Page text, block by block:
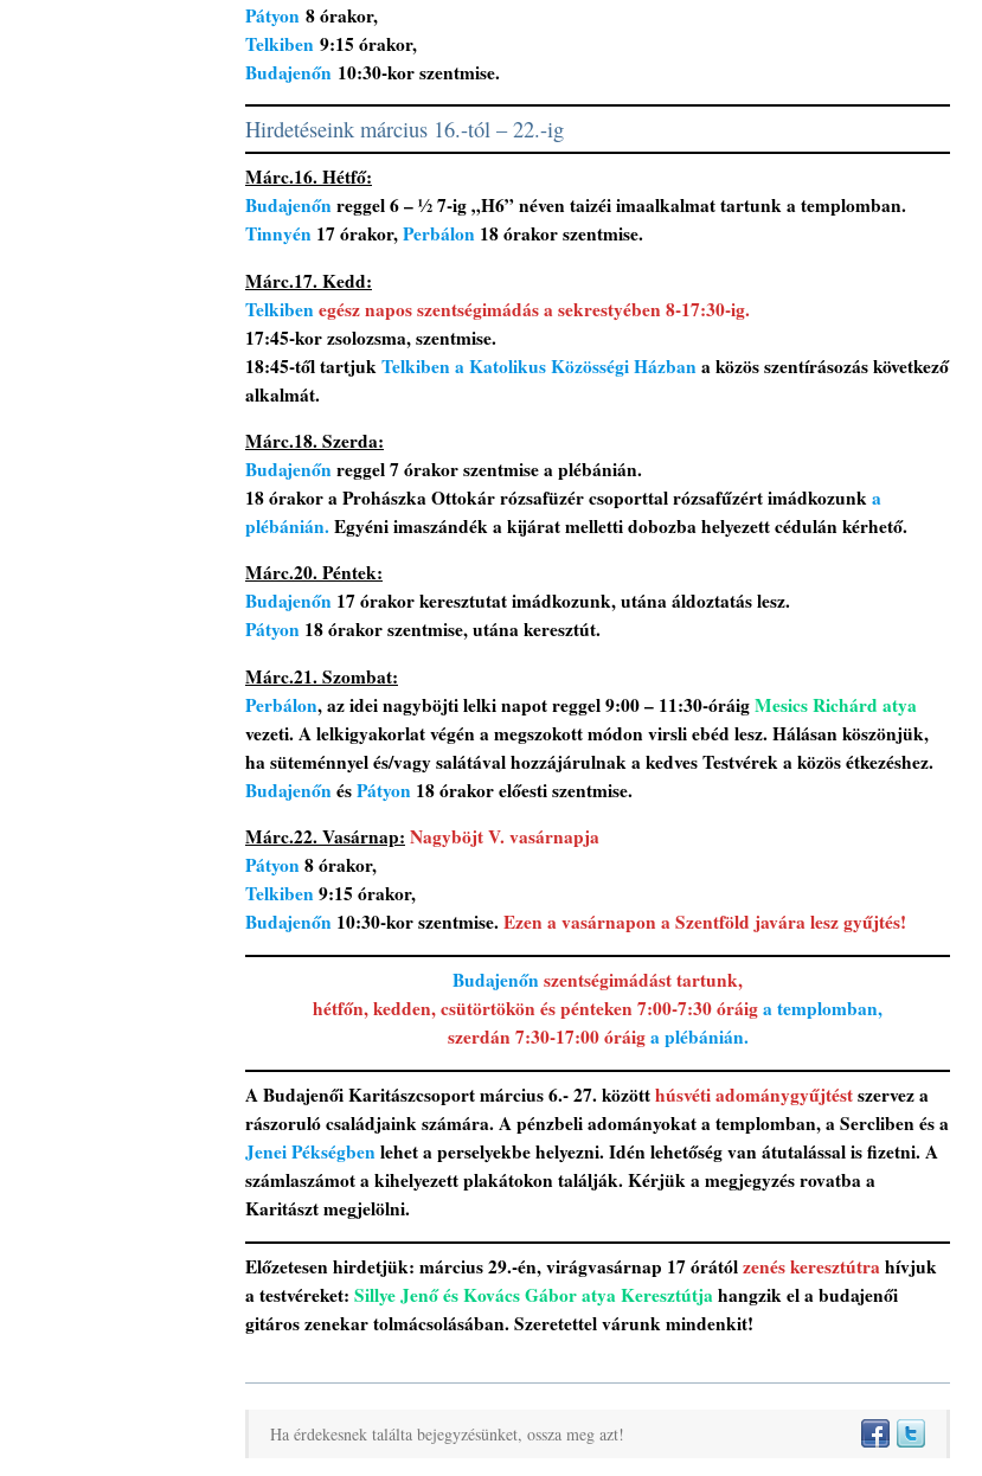
Pátyon 8 órakor,
Telkiben 9:15 órakor,
Budajenőn 10:30-kor szentmise.
Hirdetéseink március 16.-tól – 22.-ig
Márc.16. Hétfő:
Budajenőnreggel 6 – ½ 7-ig „H6” néven taizéi imaalkalmat tartunk a templomban.
Tinnyén 17 órakor,Perbálon 18 órakor szentmise.
Márc.17. Kedd:
Telkibenegész napos szentségimádás a sekrestyében 8-17:30-ig.
17:45-kor zsolozsma, szentmise.
18:45-től tartjukTelkiben a Katolikus Közösségi Házbana közös szentírásozás következő
alkalmát.
Márc.18. Szerda:
Budajenőnreggel 7 órakor szentmise a plébánián.
18 órakor a Prohászka Ottokár rózsafüzér csoporttal rózsafűzért imádkozunka
plébánián.Egyéni imaszándék a kijárat melletti dobozba helyezett cédulán kérhető.
Márc.20. Péntek:
Budajenőn 17 órakor keresztutat imádkozunk, utána áldoztatás lesz.
Pátyon 18 órakor szentmise, utána keresztút.
Márc.21. Szombat:
Perbálon, az idei nagyböjti lelki napot reggel 9:00 – 11:30-óráigMesics Richárd atya
vezeti. A lelkigyakorlat végén a megszokott módon virsli ebéd lesz. Hálásan köszönjük,
ha süteménnyel és/vagy salátával hozzájárulnak a kedves Testvérek a közös étkezéshez.
BudajenőnésPátyon 18 órakor előesti szentmise.
Márc.22. Vasárnap: Nagyböjt V. vasárnapja
Pátyon8 órakor,
Telkiben9:15 órakor,
Budajenőn 10:30-kor szentmise.Ezen a vasárnapon a Szentföld javára lesz gyűjtés!
Budajenőnszentségimádást tartunk,
hétfőn, kedden, csütörtökön és pénteken 7:00-7:30 óráiga templomban,
szerdán 7:30-17:00 óráiga plébánián.
A Budajenői Karitászcsoport március 6.- 27. közötthúsvéti adománygyűjtéstszervez a
rászoruló családjaink számára. A pénzbeli adományokat a templomban, a Sercliben és a
Jenei Pékségbenlehet a perselyekbe helyezni. Idén lehetőség van átutalással is fizetni. A
számlaszámot a kihelyezett plakátokon találják. Kérjük a megjegyzés rovatba a
Karitászt megjelölni.
Előzetesen hirdetjük: március 29.-én, virágvasárnap 17 órátólzenés keresztútrahívjuk
a testvéreket: Sillye Jenő és Kovács Gábor atya Keresztútjahangzik el a budajenői
gitáros zenekar tolmácsolásában. Szeretettel várunk mindenkit!
Ha érdekesnek találta bejegyzésünket, ossza meg azt!